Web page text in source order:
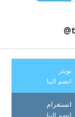
تويتر
انضم الينا
انستغرام
انضم الينا